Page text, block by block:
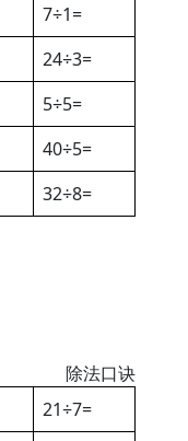
7÷1=
24÷3=
5÷5=
40÷5=
32÷8=
除法口诀
21÷7=